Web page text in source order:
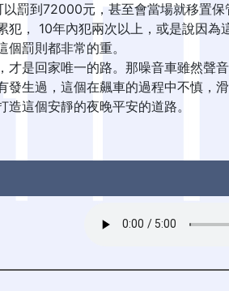
罰到72000元，甚至會當場就移置保
， 10年內犯兩次以上，或是說因為
罰則都非常的重。
是回家唯一的路。那噪音車雖然聲
生過，這個在飆車的過程中不慎，
這個安靜的夜晚平安的道路。